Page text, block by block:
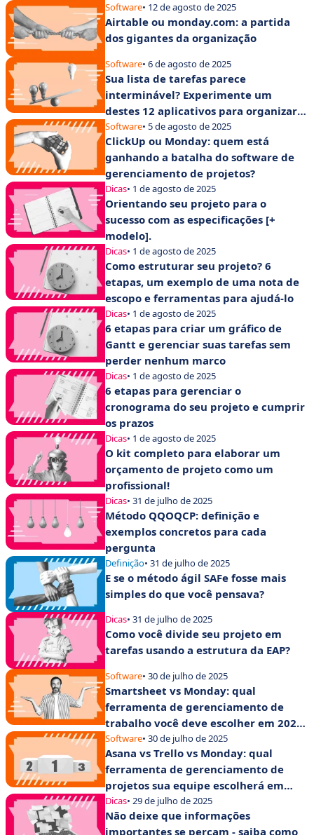
produtividade?
Software• 12 de agosto de 2025
Airtable ou monday.com: a partida
dos gigantes da organização
Software• 6 de agosto de 2025
Sua lista de tarefas parece
interminável? Experimente um
destes 12 aplicativos para organizar
suas tarefas
Software• 5 de agosto de 2025
ClickUp ou Monday: quem está
ganhando a batalha do software de
gerenciamento de projetos?
Dicas• 1 de agosto de 2025
Orientando seu projeto para o
sucesso com as especificações [+
modelo].
Dicas• 1 de agosto de 2025
Como estruturar seu projeto? 6
etapas, um exemplo de uma nota de
escopo e ferramentas para ajudá-lo
Dicas• 1 de agosto de 2025
6 etapas para criar um gráfico de
Gantt e gerenciar suas tarefas sem
perder nenhum marco
Dicas• 1 de agosto de 2025
6 etapas para gerenciar o
cronograma do seu projeto e cumprir
os prazos
Dicas• 1 de agosto de 2025
O kit completo para elaborar um
orçamento de projeto como um
profissional!
Dicas• 31 de julho de 2025
Método QQOQCP: definição e
exemplos concretos para cada
pergunta
Definição• 31 de julho de 2025
E se o método ágil SAFe fosse mais
simples do que você pensava?
Dicas• 31 de julho de 2025
Como você divide seu projeto em
tarefas usando a estrutura da EAP?
Software• 30 de julho de 2025
Smartsheet vs Monday: qual
ferramenta de gerenciamento de
trabalho você deve escolher em 2025
para aumentar a produtividade de
suas equipes?
Software• 30 de julho de 2025
Asana vs Trello vs Monday: qual
ferramenta de gerenciamento de
projetos sua equipe escolherá em
2025?
Dicas• 29 de julho de 2025
Não deixe que informações
importantes se percam - saiba como